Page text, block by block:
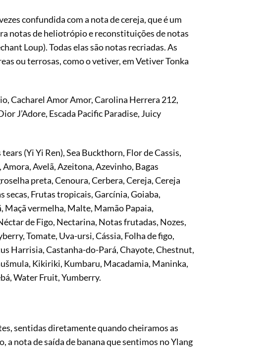
confundida com a nota de cereja, que é um
notas de heliotrópio e reconstituições de notas
Loup). Todas elas são notas recriadas. As
ou terrosas, como o vetiver, em Vetiver Tonka
Cacharel Amor Amor, Carolina Herrera 212,
J’Adore, Escada Pacific Paradise, Juicy
(Yi Yi Ren), Sea Buckthorn, Flor de Cassis,
Avelã, Azeitona, Azevinho, Bagas
preta, Cenoura, Cerbera, Cereja, Cereja
secas, Frutas tropicais, Garcínia, Goiaba,
Maçã vermelha, Malte, Mamão Papaia,
de Figo, Nectarina, Notas frutadas, Nozes,
Tomate, Uva-ursi, Cássia, Folha de figo,
Harrisia, Castanha-do-Pará, Chayote, Chestnut,
Kikiriki, Kumbaru, Macadamia, Maninka,
Water Fruit, Yumberry.
sentidas diretamente quando cheiramos as
a nota de saída de banana que sentimos no Ylang